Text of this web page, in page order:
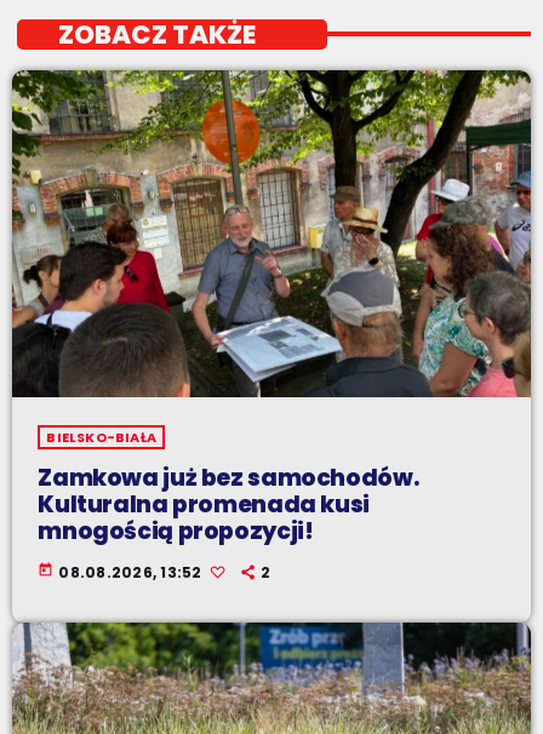
ZOBACZ TAKŻE
BIELSKO-BIAŁA
Zamkowa już bez samochodów.
Kulturalna promenada kusi
mnogością propozycji!
today 08.08.2026, 13:52 2